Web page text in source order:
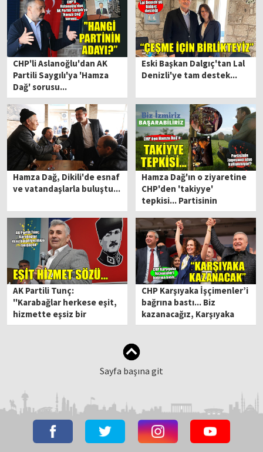
CHP'li Aslanoğlu'dan AK
Partili Saygılı'ya 'Hamza
Dağ' sorusu...
Eski Başkan Dalgıç'tan Lal
Denizli'ye tam destek...
Hamza Dağ, Dikili'de esnaf
ve vatandaşlarla buluştu...
Hamza Dağ'ın o ziyaretine
CHP'den 'takiyye'
tepkisi... Partisinin
logosunu niye
kullanmıyor?
AK Partili Tunç:
''Karabağlar herkese eşit,
hizmette eşsiz bir
belediyecilikle tanışacak''
CHP Karşıyaka İşçimenler’i
bağrına bastı... Biz
kazanacağız, Karşıyaka
kazanacak
Sayfa başına git